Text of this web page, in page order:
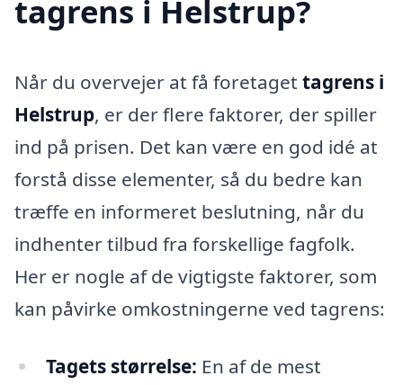
tagrens i Helstrup?
Når du overvejer at få foretaget tagrens i
Helstrup, er der flere faktorer, der spiller
ind på prisen. Det kan være en god idé at
forstå disse elementer, så du bedre kan
træffe en informeret beslutning, når du
indhenter tilbud fra forskellige fagfolk.
Her er nogle af de vigtigste faktorer, som
kan påvirke omkostningerne ved tagrens:
Tagets størrelse: En af de mest